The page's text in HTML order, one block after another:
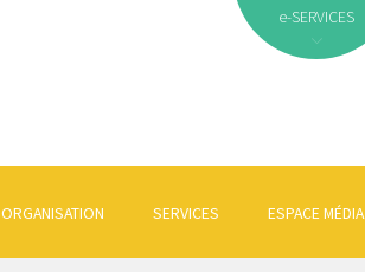
e-SERVICES
ORGANISATION SERVICES ESPACE MÉDIA